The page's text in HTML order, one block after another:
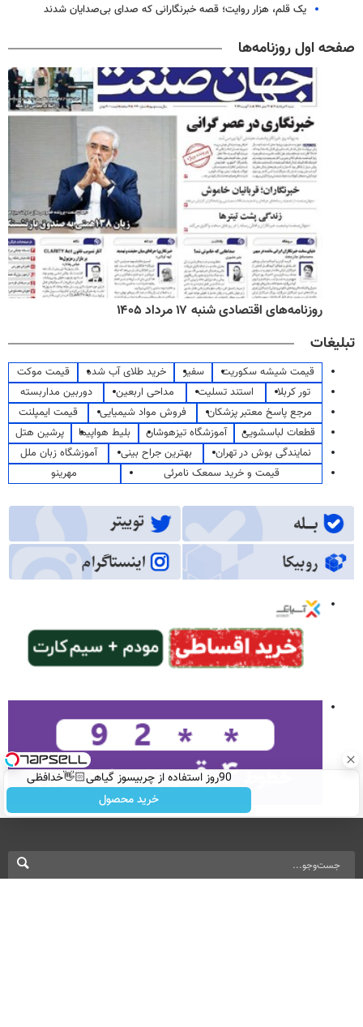
یک قلم، هزار روایت؛ قصه خبرنگارانی که صدای بی‌صدایان شدند
صفحه اول روزنامه‌ها
روزنامه‌های اقتصادی شنبه ۱۷ مرداد ۱۴۰۵
تبلیغات
قیمت شیشه سکوریت سفیر خرید طلای آب شده
قیمت موکت
تور کربلا
استند تسلیت مداحی اربعین
دوربین مداربسته
مرجع پاسخ معتبر پزشکان
فروش مواد شیمیایی
قیمت ایمپلنت
قطعات لباسشویی
آموزشگاه تیزهوشان بلیط هواپیما
پرشین هتل
نمایندگی بوش در تهران
بهترین جراح بینی
آموزشگاه زبان ملل
قیمت و خرید سمعک نامرئی
مهرینو
90روز استفاده از چربیسوز گیاهی👋🏻خدافظی
همیشگی با چاقی!خرید با تخفیف
خرید محصول